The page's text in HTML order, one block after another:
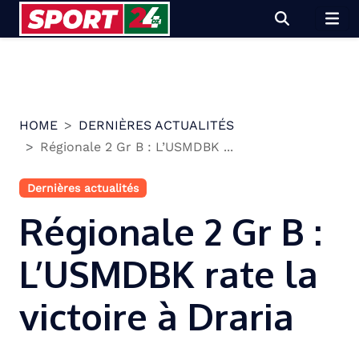
HOME
DERNIÈRES ACTUALITÉS
Régionale 2 Gr B : L’USMDBK ...
Dernières actualités
Régionale 2 Gr B :
L’USMDBK rate la
victoire à Draria